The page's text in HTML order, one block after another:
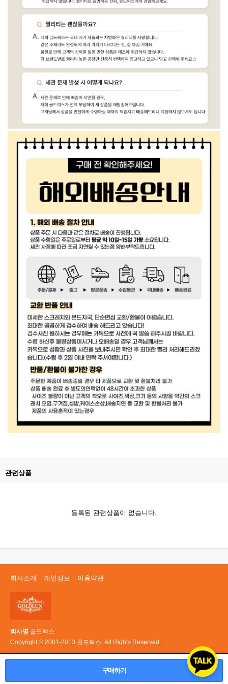
구매하기
관련상품
등록된 관련상품이 없습니다.
회사소개 개인정보 이용약관
회사명 골드럭스
Copyright © 2001-2013 골드럭스. All Rights Reserved.
PC 버전